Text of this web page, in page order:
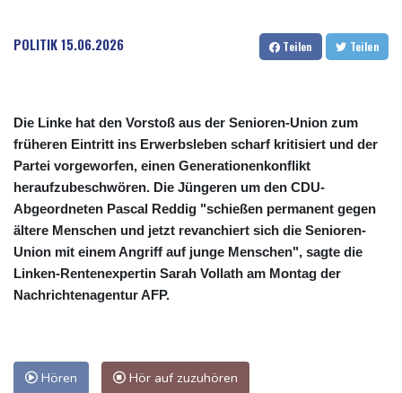
POLITIK15.06.2026 Teilen Teilen
Die Linke hat den Vorstoß aus der Senioren-Union zum
früheren Eintritt ins Erwerbsleben scharf kritisiert und der
Partei vorgeworfen, einen Generationenkonflikt
heraufzubeschwören. Die Jüngeren um den CDU-
Abgeordneten Pascal Reddig "schießen permanent gegen
ältere Menschen und jetzt revanchiert sich die Senioren-
Union mit einem Angriff auf junge Menschen", sagte die
Linken-Rentenexpertin Sarah Vollath am Montag der
Nachrichtenagentur AFP.
Hören Hör auf zuzuhören